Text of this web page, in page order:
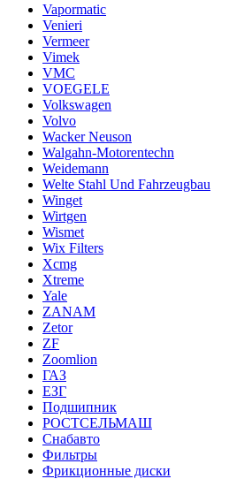
Vapormatic
Venieri
Vermeer
Vimek
VMC
VOEGELE
Volkswagen
Volvo
Wacker Neuson
Walgahn-Motorentechn
Weidemann
Welte Stahl Und Fahrzeugbau
Winget
Wirtgen
Wismet
Wix Filters
Xcmg
Xtreme
Yale
ZANAM
Zetor
ZF
Zoomlion
ГАЗ
ЕЗГ
Подшипник
РОСТСЕЛЬМАШ
Снабавто
Фильтры
Фрикционные диски